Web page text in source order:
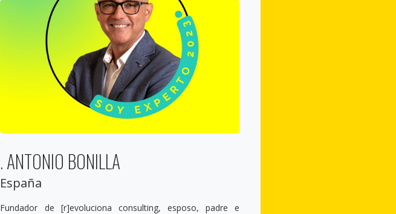
. ANTONIO BONILLA
España
Fundador de [r]evoluciona consulting, esposo, padre e